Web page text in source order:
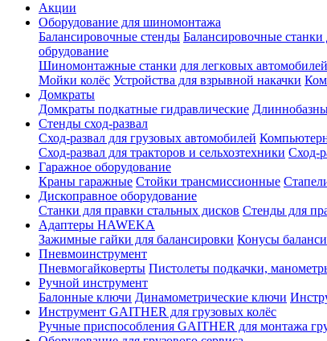
Акции
Оборудование для шиномонтажа
Балансировочные стенды Балансировочные станки
обрудование
Шиномонтажные станки для легковых автомобилей
Мойки колёс Устройства для взрывной накачки
Домкраты
Домкраты подкатные гидравлические
Стенды сход-развал
Сход-развал для грузовых автомобилей
Сход-развал для тракторов и сельхозтехники Сход-
Гаражное оборудование
Краны гаражные Стойки трансмиссионные
Дископравное оборудование
Станки для правки стальных дисков Стенды для
Адаптеры HAWEKA
Зажимные гайки для балансировки Конусы
Пневмоинструмент
Пневмогайковерты Пистолеты подкачки,
Ручной инструмент
Балонные ключи Динамометрические ключи
Инструмент GAITHER для грузовых колёс
Ручные приспособления GAITHER для монтажа